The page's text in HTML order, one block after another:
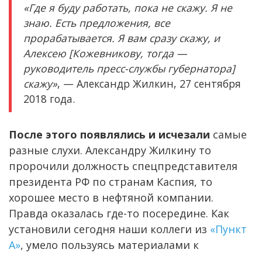
«Где я буду работать, пока не скажу. Я не
знаю. Есть предложения, все
прорабатывается. Я вам сразу скажу, и
Алексею [Кожевникову, тогда —
руководитель пресс-службы губернатора]
скажу», — Александр Жилкин, 27 сентября
2018 года.
После этого появлялись и исчезали самые
разные слухи. Александру Жилкину то
пророчили должность спецпредставителя
президента РФ по странам Каспия, то
хорошее место в нефтяной компании.
Правда оказалась где-то посередине. Как
установили сегодня наши коллеги из «Пункт
А», умело пользуясь материалами к